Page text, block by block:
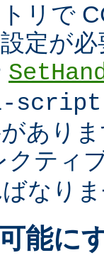
リで
定が
script
あり
クティ
なり
能に